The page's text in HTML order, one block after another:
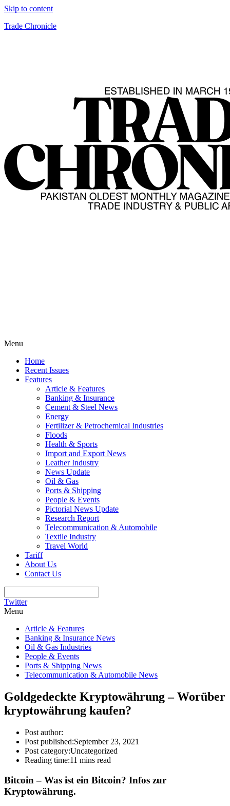
Skip to content
Trade Chronicle
Menu
Home
Recent Issues
Features
Article & Features
Banking & Insurance
Cement & Steel News
Energy
Fertilizer & Petrochemical Industries
Floods
Health & Sports
Import and Export News
Leather Industry
News Update
Oil & Gas
Ports & Shipping
People & Events
Pictorial News Update
Research Report
Telecommunication & Automobile
Textile Industry
Travel World
Tariff
About Us
Contact Us
Twitter
Menu
Article & Features
Banking & Insurance News
Oil & Gas Industries
People & Events
Ports & Shipping News
Telecommunication & Automobile News
Goldgedeckte Kryptowährung – Worüber
kryptowährung kaufen?
Post author:
Post published:September 23, 2021
Post category:Uncategorized
Reading time:11 mins read
Bitcoin – Was ist ein Bitcoin? Infos zur
Kryptowährung.